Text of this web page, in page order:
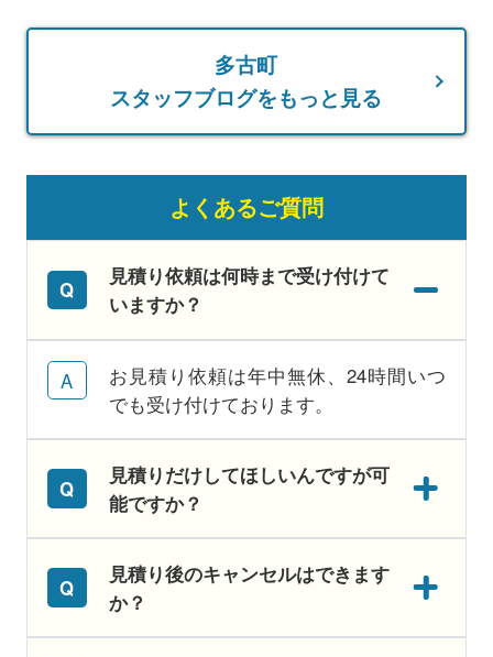
多古町
スタッフブログをもっと見る
よくあるご質問
見積り依頼は何時まで受け付けて
いますか？
お見積り依頼は年中無休、24時間いつ
でも受け付けております。
見積りだけしてほしいんですが可
能ですか？
見積り後のキャンセルはできます
か？